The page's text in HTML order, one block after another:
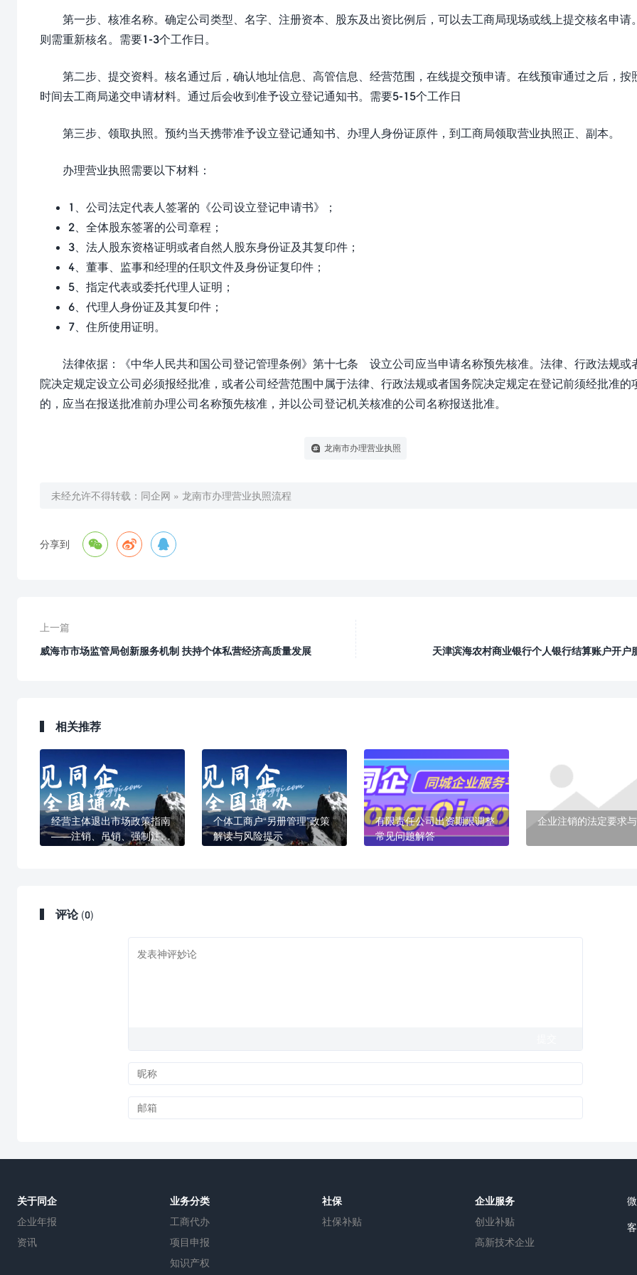
第一步、核准名称。确定公司类型、名字、注册资本、股东及出资比例后，可以去工商局现场或线上提交核名申请
则需重新核名。需要1-3个工作日。
第二步、提交资料。核名通过后，确认地址信息、高管信息、经营范围，在线提交预申请。在线预审通过之后，按
时间去工商局递交申请材料。通过后会收到准予设立登记通知书。需要5-15个工作日
第三步、领取执照。预约当天携带准予设立登记通知书、办理人身份证原件，到工商局领取营业执照正、副本。
办理营业执照需要以下材料：
1、公司法定代表人签署的《公司设立登记申请书》；
2、全体股东签署的公司章程；
3、法人股东资格证明或者自然人股东身份证及其复印件；
4、董事、监事和经理的任职文件及身份证复印件；
5、指定代表或委托代理人证明；
6、代理人身份证及其复印件；
7、住所使用证明。
法律依据：《中华人民共和国公司登记管理条例》第十七条 设立公司应当申请名称预先核准。法律、行政法规或
院决定规定设立公司必须报经批准，或者公司经营范围中属于法律、行政法规或者国务院决定规定在登记前须经批准的
的，应当在报送批准前办理公司名称预先核准，并以公司登记机关核准的公司名称报送批准。
龙南市办理营业执照
未经允许不得转载： 同企网 » 龙南市办理营业执照流程
分享到   
上一篇
威海市市场监管局创新服务机制 扶持个体私营经济高质量发展
天津滨海农村商业银行个人银行结算账户开户
相关推荐
经营主体退出市场政策指南
——注销、吊销、强制注
个体工商户“另册管理”政策
解读与风险提示
有限责任公司出资期限调整
常见问题解答
企业注销的法定要求
评论 (0)
关于同企
企业年报
资讯
业务分类
工商代办
项目申报
知识产权
社保
社保补贴
企业服务
创业补贴
高新技术企业